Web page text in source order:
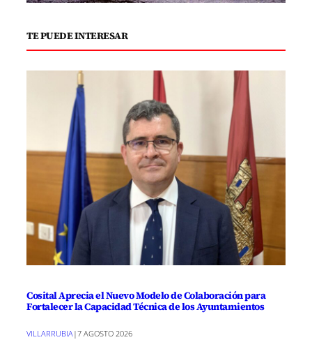
TE PUEDE INTERESAR
Cosital Aprecia el Nuevo Modelo de Colaboración para
Fortalecer la Capacidad Técnica de los Ayuntamientos
VILLARRUBIA |7 AGOSTO 2026